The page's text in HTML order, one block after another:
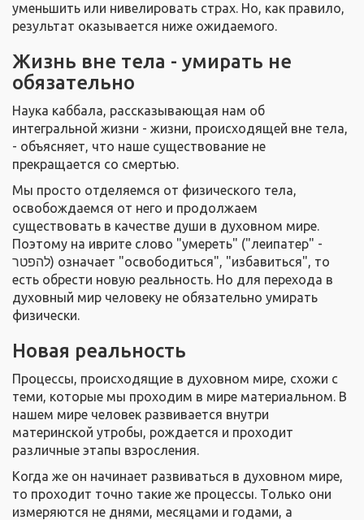
уменьшить или нивелировать страх. Но, как правило,
результат оказывается ниже ожидаемого.
Жизнь вне тела - умирать не
обязательно
Наука каббала, рассказывающая нам об
интегральной жизни - жизни, происходящей вне тела,
- объясняет, что наше существование не
прекращается со смертью.
Мы просто отделяемся от физического тела,
освобождаемся от него и продолжаем
существовать в качестве души в духовном мире.
Поэтому на иврите слово "умереть" ("леипатер" -
להפטר) означает "освободиться", "избавиться", то
есть обрести новую реальность. Но для перехода в
духовный мир человеку не обязательно умирать
физически.
Новая реальность
Процессы, происходящие в духовном мире, схожи с
теми, которые мы проходим в мире материальном. В
нашем мире человек развивается внутри
материнской утробы, рождается и проходит
различные этапы взросления.
Когда же он начинает развиваться в духовном мире,
то проходит точно такие же процессы. Только они
измеряются не днями, месяцами и годами, а